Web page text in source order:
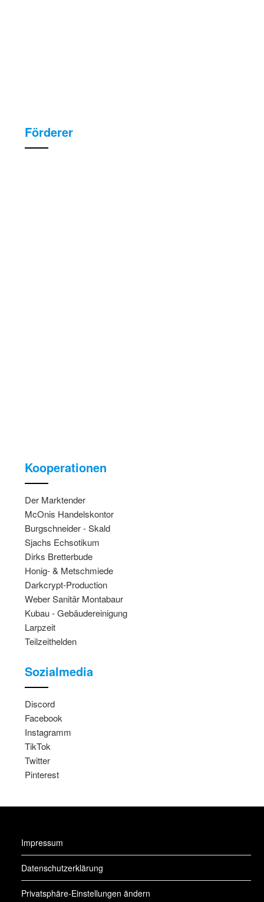
Förderer
Kooperationen
Der Marktender
McOnis Handelskontor
Burgschneider - Skald
Sjachs Echsotikum
Dirks Bretterbude
Honig- & Metschmiede
Darkcrypt-Production
Weber Sanitär Montabaur
Kubau - Gebäudereinigung
Larpzeit
Teilzeithelden
Sozialmedia
Discord
Facebook
Instagramm
TikTok
Twitter
Pinterest
Impressum
Datenschutzerklärung
Privatsphäre-Einstellungen ändern